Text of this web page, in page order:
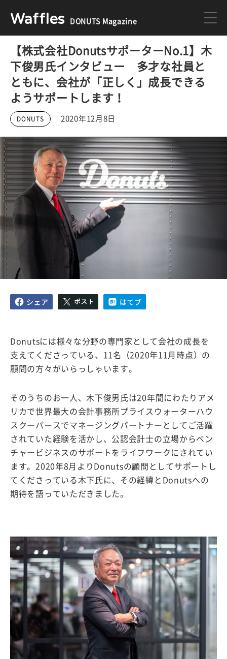
Waffles DONUTS Magazine
DONUTS ジョブカン
ミクチャ ゲーム
医療
DONUTSの採用情報はこちら
【株式会社DonutsサポーターNo.1】木
下俊男氏インタビュー 多才な社員と
ともに、会社が「正しく」成長できる
ようサポートします！
DONUTS 2020年12月8日
Donutsには様々な分野の専門家として会社の成長を
支えてくださっている、11名（2020年11月時点）の
顧問の方々がいらっしゃいます。
そのうちのお一人、木下俊男氏は20年間にわたりアメ
リカで世界最大の会計事務所プライスウォーターハウ
スクーパースでマネージングパートナーとしてご活躍
されていた経験を活かし、公認会計士の立場からベン
チャービジネスのサポートをライフワークにされてい
ます。2020年8月よりDonutsの顧問としてサポートし
てくださっている木下氏に、その経緯とDonutsへの
期待を語っていただきました。